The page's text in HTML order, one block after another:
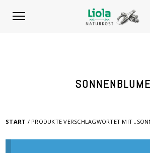
SONNENBLUME
START / PRODUKTE VERSCHLAGWORTET MIT